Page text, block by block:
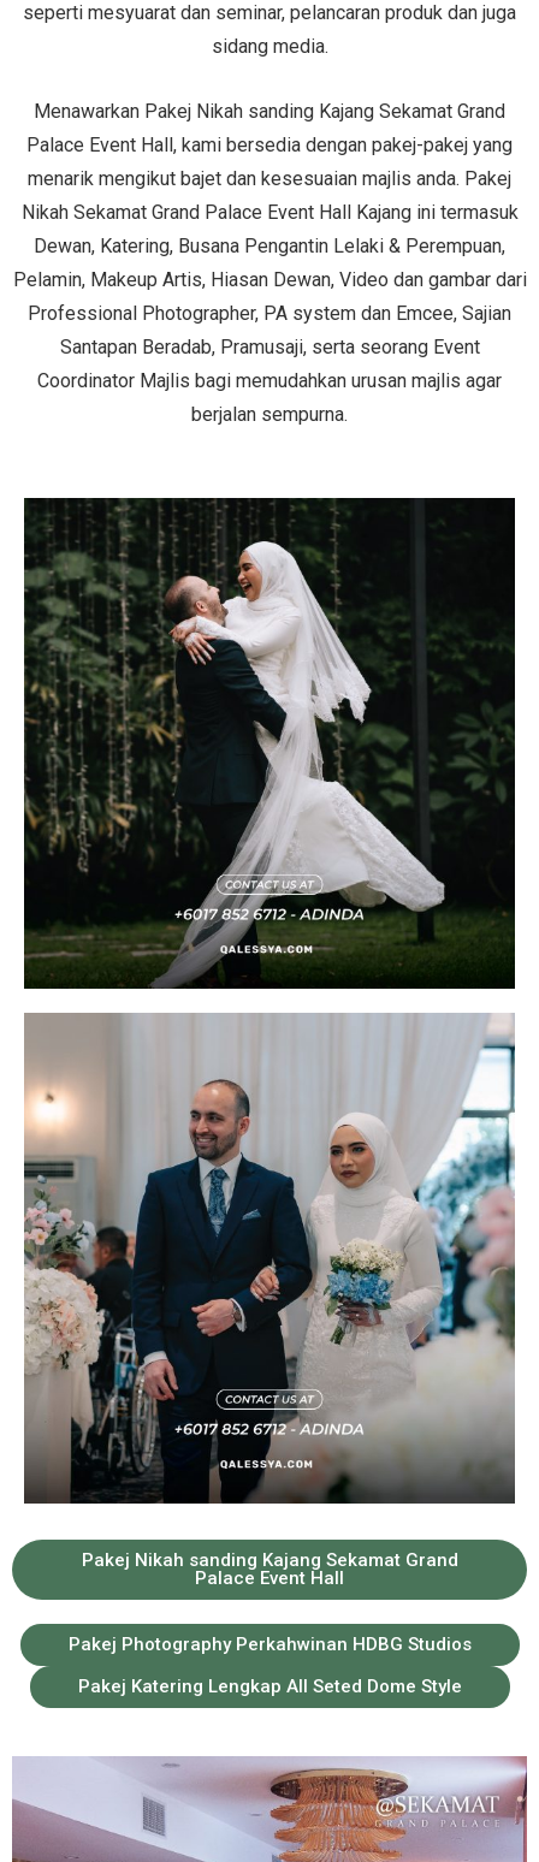
seperti mesyuarat dan seminar, pelancaran produk dan juga
sidang media.
Menawarkan Pakej Nikah sanding Kajang Sekamat Grand
Palace Event Hall, kami bersedia dengan pakej-pakej yang
menarik mengikut bajet dan kesesuaian majlis anda. Pakej
Nikah Sekamat Grand Palace Event Hall Kajang ini termasuk
Dewan, Katering, Busana Pengantin Lelaki & Perempuan,
Pelamin, Makeup Artis, Hiasan Dewan, Video dan gambar dari
Professional Photographer, PA system dan Emcee, Sajian
Santapan Beradab, Pramusaji, serta seorang Event
Coordinator Majlis bagi memudahkan urusan majlis agar
berjalan sempurna.
Pakej Nikah sanding Kajang Sekamat Grand
Palace Event Hall
Pakej Photography Perkahwinan HDBG Studios
Pakej Katering Lengkap All Seted Dome Style